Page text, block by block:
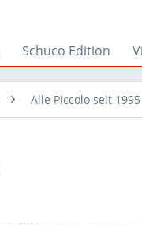
Schuco Edition
Alle Piccolo seit